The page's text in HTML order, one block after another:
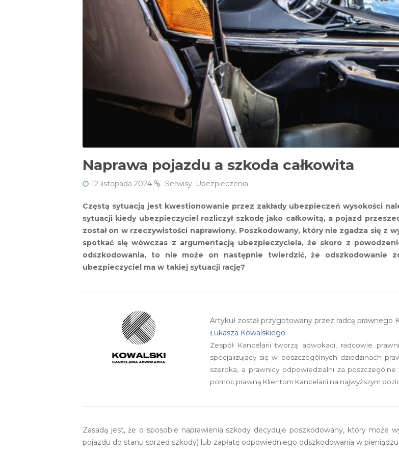
Naprawa pojazdu a szkoda całkowita
12 listopada 2024 Serwisy, Ubezpieczenia
Częstą sytuacją jest kwestionowanie przez zakłady ubezpieczeń wysokości
sytuacji kiedy ubezpieczyciel rozliczył szkodę jako całkowitą, a pojazd
został on w rzeczywistości naprawiony. Poszkodowany, który nie zgadza się z
spotkać się wówczas z argumentacją ubezpieczyciela, że skoro z
odszkodowania, to nie może on następnie twierdzić, że odszkodowanie
ubezpieczyciel ma w takiej sytuacji rację?
Artykuł został przygotowany przez radcę prawnego
Łukasza Kowalskiego.
Zespół Kancelarii tworzą adwokaci, radcowie
specjalizujący się w poszczególnych dziedzinach
szeroka, a prawnicy odpowiedzialni za
pomoc prawną Klientom Kancelarii na najwyższym
Zasadą jest, że o sposobie naprawienia szkody decyduje poszkodowany, który może
pojazdu do stanu sprzed szkody) lub zapłatę odpowiedniego odszkodowania w pieniądzu.